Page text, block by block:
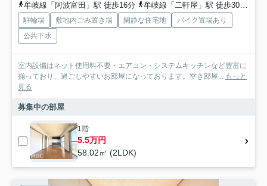
牟岐線「阿波富田」駅 徒歩16分
牟岐線「二軒屋」駅 徒歩30分
駐輪場 敷地内ごみ置き場 閑静な住宅地
バイク置場あり
公共下水
室内設備はネット使用料不要・エアコン・システムキッチンなど豊富に
揃っており、過ごしやすいお部屋になっております。空き部屋... もっと
見る
募集中の部屋
1階
5.5万円
58.02㎡ (2LDK)